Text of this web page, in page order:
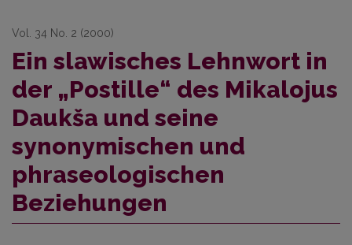
Vol. 34 No. 2 (2000)
Ein slawisches Lehnwort in
der „Postille“ des Mikalojus
Daukša und seine
synonymischen und
phraseologischen
Beziehungen